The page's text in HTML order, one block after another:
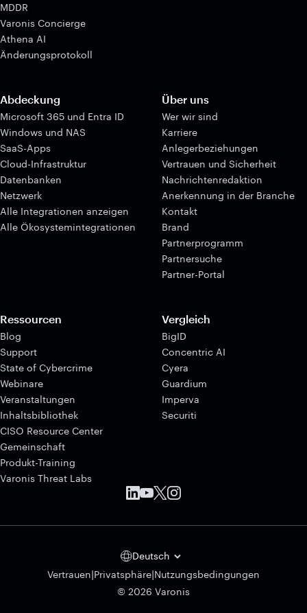
MDDR
Varonis Concierge
Athena AI
Änderungsprotokoll
Abdeckung
Microsoft 365 und Entra ID
Windows und NAS
SaaS-Apps
Cloud-Infrastruktur
Datenbanken
Netzwerk
Alle Integrationen anzeigen
Alle Ökosystemintegrationen
Über uns
Wer wir sind
Karriere
Anlegerbeziehungen
Vertrauen und Sicherheit
Nachrichtenredaktion
Anerkennung in der Branche
Kontakt
Brand
Partnerprogramm
Partnersuche
Partner-Portal
Ressourcen
Blog
Support
State of Cybercrime
Webinare
Veranstaltungen
Inhaltsbibliothek
CISO Resource Center
Gemeinschaft
Produkt-Training
Varonis Threat Labs
Vergleich
BigID
Concentric AI
Cyera
Guardium
Imperva
Securiti
Deutsch
Vertrauen|Privatsphäre|Nutzungsbedingungen
© 2026 Varonis